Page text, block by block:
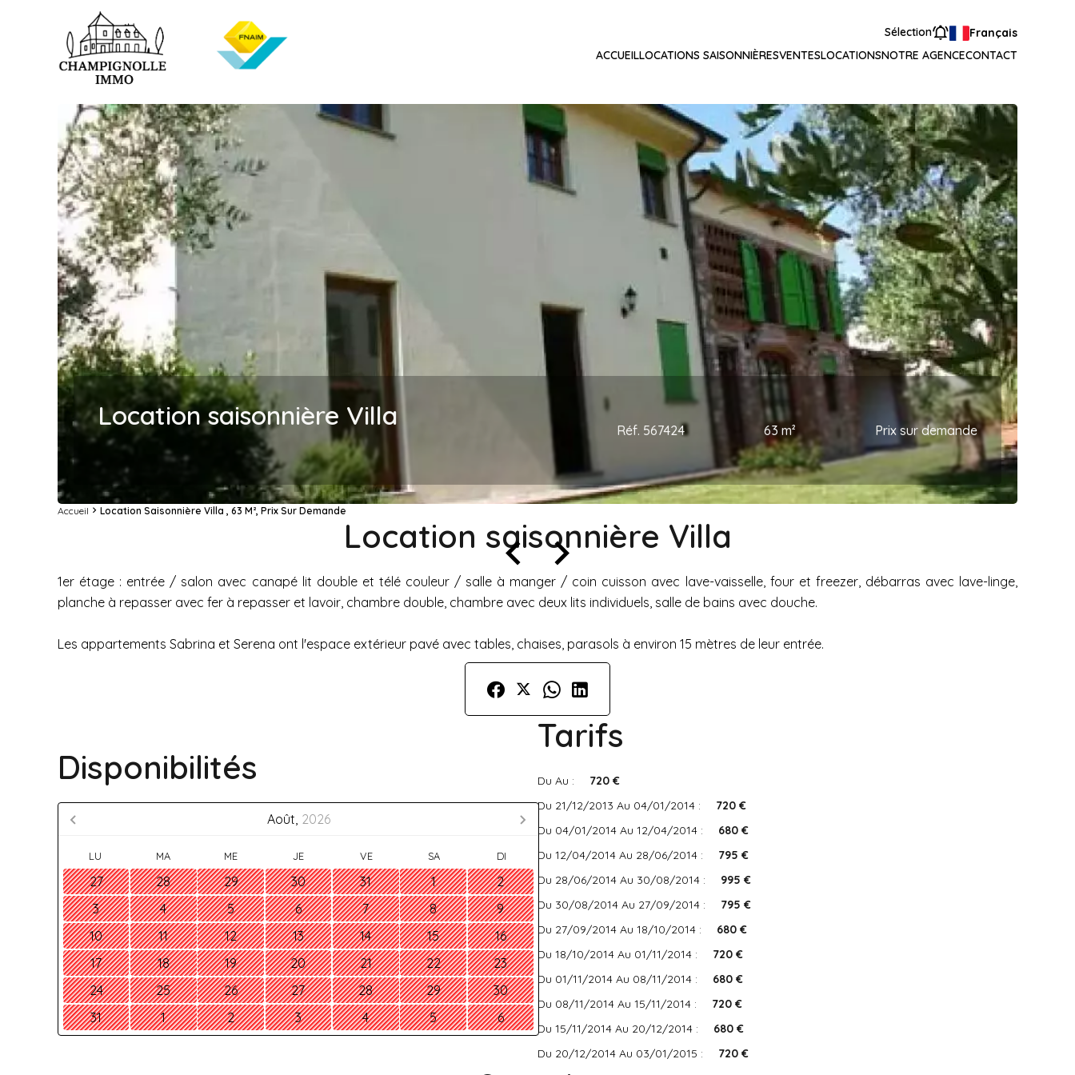
Sélection
Français
ACCUEILLOCATIONS SAISONNIÈRESVENTESLOCATIONSNOTRE AGENCECONTACT
Location saisonnière Villa Réf. 567424 63 m² Prix sur demande
Accueil Location Saisonnière Villa , 63 M², Prix Sur Demande
Location saisonnière Villa
1er étage : entrée / salon avec canapé lit double et télé couleur / salle à manger / coin cuisson avec lave-vaisselle, four et freezer, débarras avec lave-linge,
planche à repasser avec fer à repasser et lavoir, chambre double, chambre avec deux lits individuels, salle de bains avec douche.
Les appartements Sabrina et Serena ont l'espace extérieur pavé avec tables, chaises, parasols à environ 15 mètres de leur entrée.
Disponibilités
Août, 2026
LU MA ME JE VE SA DI
27 28 29 30 31 1
2
3
4 5 6 7 8
9
10
11 12 13 14 15
16
17
18 19 20 21 22
23
24
25 26 27 28 29
30
31
1 2 3 4 5 6
Tarifs
Du Au :
720 €
Du 21/12/2013 Au 04/01/2014 :
720 €
Du 04/01/2014 Au 12/04/2014 :
680 €
Du 12/04/2014 Au 28/06/2014 :
795 €
Du 28/06/2014 Au 30/08/2014 :
995 €
Du 30/08/2014 Au 27/09/2014 :
795 €
Du 27/09/2014 Au 18/10/2014 :
680 €
Du 18/10/2014 Au 01/11/2014 :
720 €
Du 01/11/2014 Au 08/11/2014 :
680 €
Du 08/11/2014 Au 15/11/2014 :
720 €
Du 15/11/2014 Au 20/12/2014 :
680 €
Du 20/12/2014 Au 03/01/2015 :
720 €